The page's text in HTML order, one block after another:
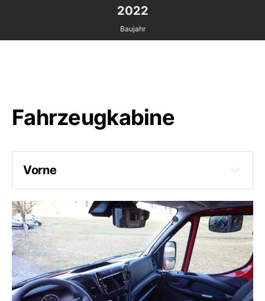
2022
Baujahr
Fahrzeugkabine
Vorne
Warnweste GRKDT
Werkzeug/Warndreieck KFZ